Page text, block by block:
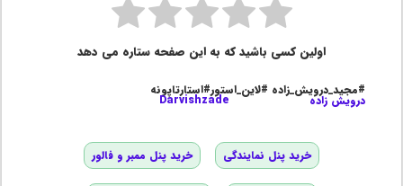
اولین کسی باشید که به این صفحه ستاره می دهد
#مجید_درویش_زاده #لاین_استور#استارتاپونه
درویش زاده Darvishzade
خرید پنل نمایندگی خرید پنل ممبر و فالور